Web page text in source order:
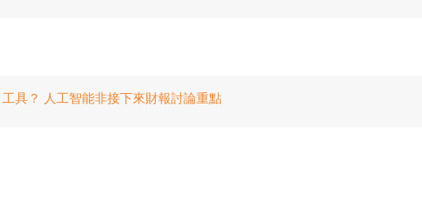
具？ 人工智能非接下來財報討論重點